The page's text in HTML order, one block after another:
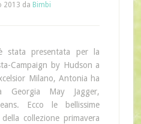
2013 da Bimbi
stata presentata per la
Campaign by Hudson a
Milano, Antonia ha
Georgia May Jagger,
Ecco le bellissime
collezione primavera